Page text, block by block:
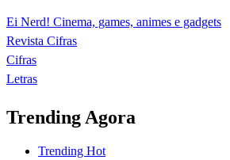
Ei Nerd! Cinema, games, animes e gadgets
Revista Cifras
Cifras
Letras
Trending Agora
Trending Hot